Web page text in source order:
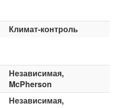
Климат-контроль
Независимая,
McPherson
Независимая,